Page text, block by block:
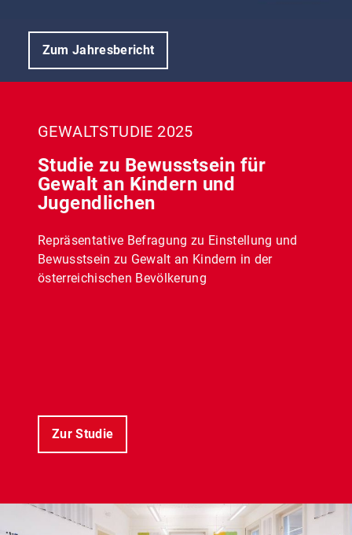
Zum Jahresbericht
GEWALTSTUDIE 2025
Studie zu Bewusstsein für
Gewalt an Kindern und
Jugendlichen
Repräsentative Befragung zu Einstellung und
Bewusstsein zu Gewalt an Kindern in der
österreichischen Bevölkerung
Zur Studie